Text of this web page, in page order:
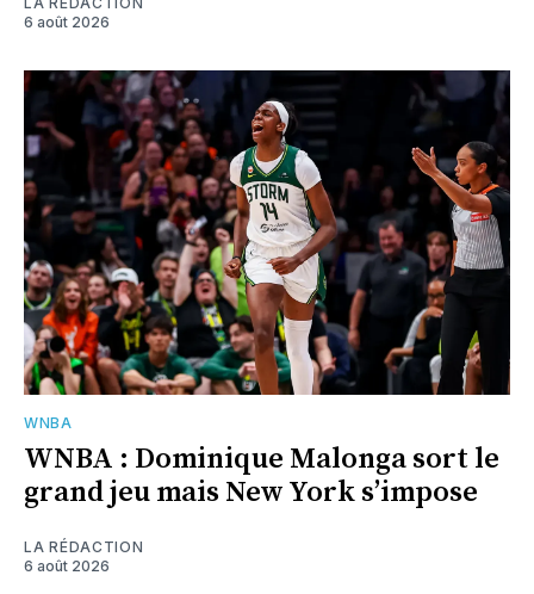
6 août 2026
WNBA
WNBA : Dominique Malonga sort le
grand jeu mais New York s’impose
LA RÉDACTION
6 août 2026